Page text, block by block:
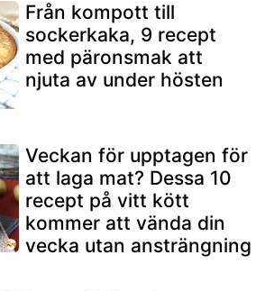
Från kompott till
sockerkaka, 9 recept
med päronsmak att
njuta av under hösten
Veckan för upptagen för
att laga mat? Dessa 10
recept på vitt kött
kommer att vända din
vecka utan ansträngning